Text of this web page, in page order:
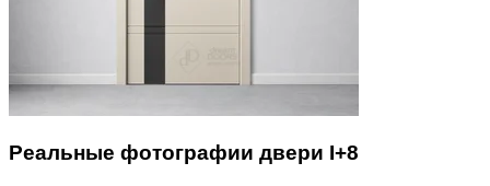
Реальные фотографии двери I+8